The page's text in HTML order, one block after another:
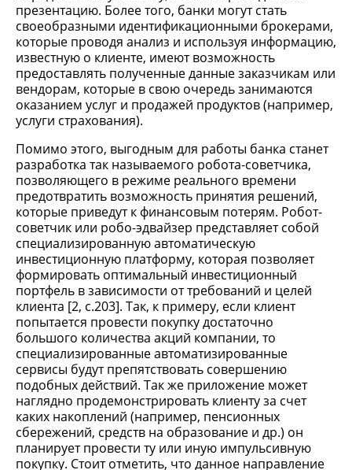
презентацию. Более того, банки могут стать
своеобразными идентификационными брокерами,
которые проводя анализ и используя информацию,
известную о клиенте, имеют возможность
предоставлять полученные данные заказчикам или
вендорам, которые в свою очередь занимаются
оказанием услуг и продажей продуктов (например,
услуги страхования).
Помимо этого, выгодным для работы банка станет
разработка так называемого робота-советчика,
позволяющего в режиме реального времени
предотвратить возможность принятия решений,
которые приведут к финансовым потерям. Робот-
советчик или робо-эдвайзер представляет собой
специализированную автоматическую
инвестиционную платформу, которая позволяет
формировать оптимальный инвестиционный
портфель в зависимости от требований и целей
клиента [2, с.203]. Так, к примеру, если клиент
попытается провести покупку достаточно
большого количества акций компании, то
специализированные автоматизированные
сервисы будут препятствовать совершению
подобных действий. Так же приложение может
наглядно продемонстрировать клиенту за счет
каких накоплений (например, пенсионных
сбережений, средств на образование и др.) он
планирует провести ту или иную импульсивную
покупку. Стоит отметить, что данное направление